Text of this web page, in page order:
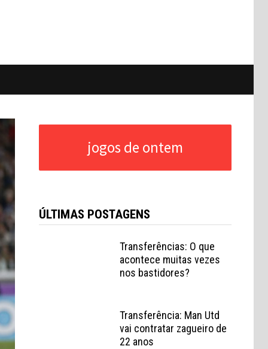
jogos de ontem
ÚLTIMAS POSTAGENS
Transferências: O que
acontece muitas vezes
nos bastidores?
Transferência: Man Utd
vai contratar zagueiro de
22 anos